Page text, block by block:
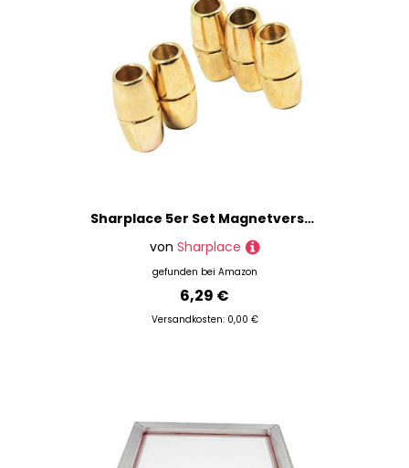
Sharplace 5er Set Magnetverschlüsse Schmuck Kettenverschluss Magnet Verschluss, Gold
von Sharplace
gefunden bei Amazon
6,29 €
Versandkosten: 0,00 €